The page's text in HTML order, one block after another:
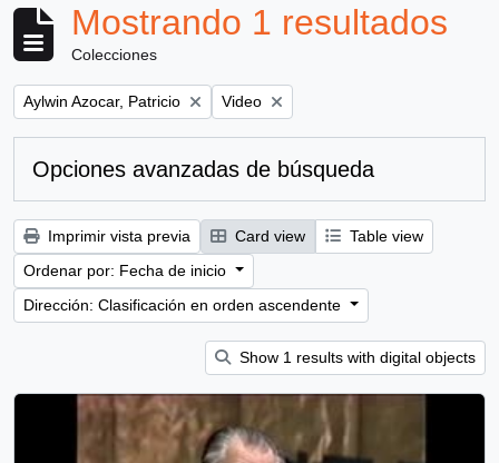
Mostrando 1 resultados
Colecciones
Remove filter:
Aylwin Azocar, Patricio Remove filter:
Video
Opciones avanzadas de búsqueda
Imprimir vista previa Card view
Table view
Ordenar por: Fecha de inicio
Dirección: Clasificación en orden ascendente
Show 1 results with digital objects